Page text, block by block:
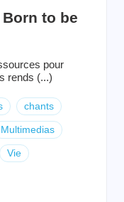
to be
pour
rends (...)
chants
Multimedias
Vie